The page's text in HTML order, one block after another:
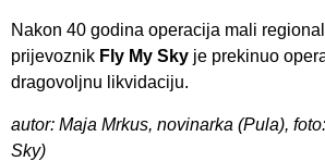
Nakon 40 godina operacija mali
prijevoznik Fly My Sky je prekinuo
dragovoljnu likvidaciju.
autor: Maja Mrkus, novinarka (Pula),
Sky)